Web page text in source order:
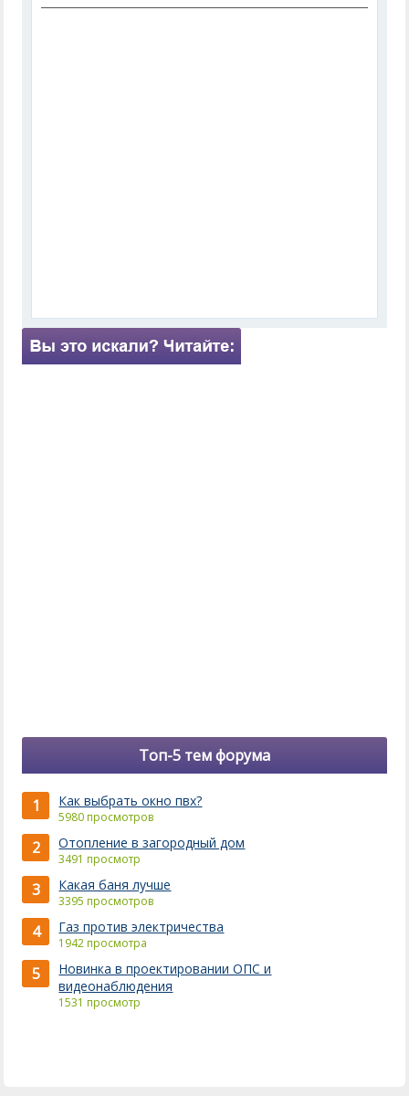
Топ-5 тем форума
1 Как выбрать окно пвх?
5980 просмотров
2 Отопление в загородный дом
3491 просмотр
3 Какая баня лучше
3395 просмотров
4 Газ против электричества
1942 просмотра
5
Новинка в проектировании ОПС и
видеонаблюдения
1531 просмотр